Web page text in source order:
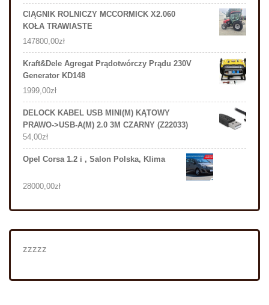
CIĄGNIK ROLNICZY MCCORMICK X2.060
KOŁA TRAWIASTE
147800,00zł
Kraft&Dele Agregat Prądotwórczy Prądu 230V
Generator KD148
1999,00zł
DELOCK KABEL USB MINI(M) KĄTOWY
PRAWO->USB-A(M) 2.0 3M CZARNY (Z22033)
54,00zł
Opel Corsa 1.2 i , Salon Polska, Klima
28000,00zł
zzzzz